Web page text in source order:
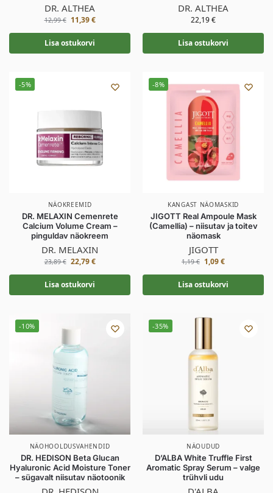
DR. ALTHEA
12,99€ 11,39€
Lisa ostukorvi
DR. ALTHEA
22,19€
Lisa ostukorvi
-5%
NÄOKREEMID
DR. MELAXIN Cemenrete
Calcium Volume Cream –
pinguldav näokreem
DR. MELAXIN
23,89€ 22,79€
Lisa ostukorvi
-8%
KANGAST NÄOMASKID
JIGOTT Real Ampoule Mask
(Camellia) – niisutav ja toitev
näomask
JIGOTT
1,19€ 1,09€
Lisa ostukorvi
-10%
NÄOHOOLDUSVAHENDID
DR. HEDISON Beta Glucan
Hyaluronic Acid Moisture Toner
– sügavalt niisutav näotoonik
-35%
NÄOUDUD
D’ALBA White Truffle First
Aromatic Spray Serum – valge
trühvli udu